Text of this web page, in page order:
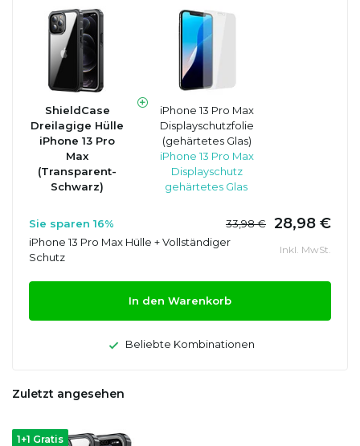
ShieldCase
Dreilagige Hülle
iPhone 13 Pro
Max
(Transparent-
Schwarz)
iPhone 13 Pro Max
Displayschutzfolie
(gehärtetes Glas)
iPhone 13 Pro Max
Displayschutz
gehärtetes Glas
Sie sparen 16% 33,98 € 28,98 €
iPhone 13 Pro Max Hülle + Vollständiger
Schutz
Inkl. MwSt.
In den Warenkorb
Beliebte Kombinationen
Zuletzt angesehen
1+1 Gratis